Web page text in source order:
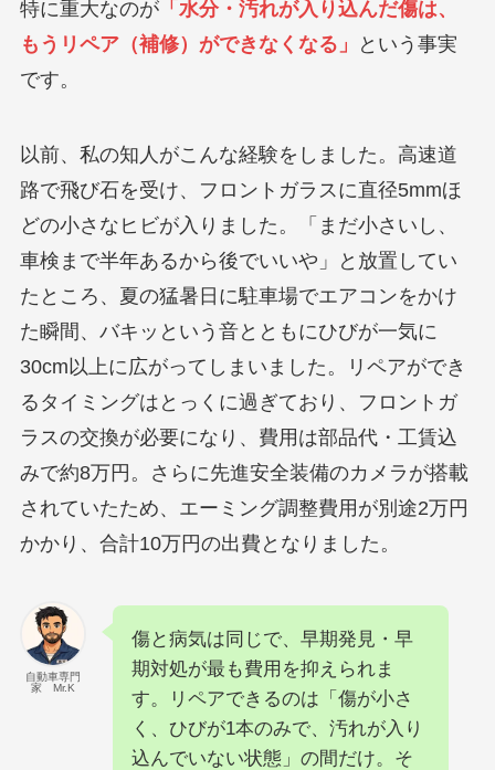
特に重大なのが「水分・汚れが入り込んだ傷は、
もうリペア（補修）ができなくなる」
という事実
です。
以前、私の知人がこんな経験をしました。高速道
路で飛び石を受け、フロントガラスに直径5mmほ
どの小さなヒビが入りました。「まだ小さいし、
車検まで半年あるから後でいいや」と放置してい
たところ、夏の猛暑日に駐車場でエアコンをかけ
た瞬間、バキッという音とともにひびが一気に
30cm以上に広がってしまいました。リペアができ
るタイミングはとっくに過ぎており、フロントガ
ラスの交換が必要になり、費用は部品代・工賃込
みで約8万円。さらに先進安全装備のカメラが搭載
されていたため、エーミング調整費用が別途2万円
かかり、合計10万円の出費となりました。
自動車専門
家 Mr.K
傷と病気は同じで、早期発見・早
期対処が最も費用を抑えられま
す。リペアできるのは「傷が小さ
く、ひびが1本のみで、汚れが入り
込んでいない状態」の間だけ。そ